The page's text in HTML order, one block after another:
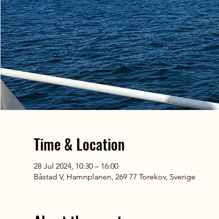
Time & Location
28 Jul 2024, 10:30 – 16:00
Båstad V, Hamnplanen, 269 77 Torekov, Sverige